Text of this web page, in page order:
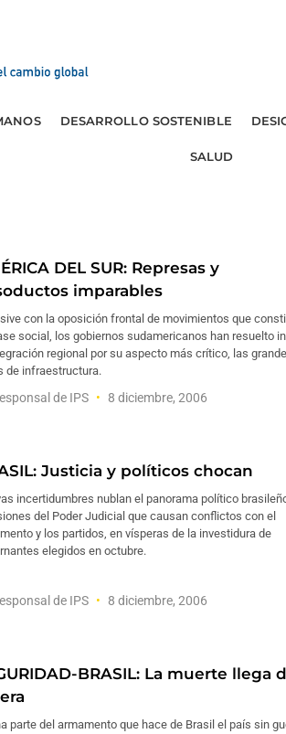
DESARROLLO SOSTENIBLE
SALUD
DEL SUR: Represas y
imparables
con la oposición frontal de movimientos que
social, los gobiernos sudamericanos han resuelto
regional por su aspecto más crítico, las
de infraestructura.
de IPS 8 diciembre, 2006
Justicia y políticos chocan
incertidumbres nublan el panorama político
del Poder Judicial que causan conflictos con el
y los partidos, en vísperas de la investidura de
elegidos en octubre.
de IPS 8 diciembre, 2006
BRASIL: La muerte llega
parte del armamento que hace de Brasil el país sin